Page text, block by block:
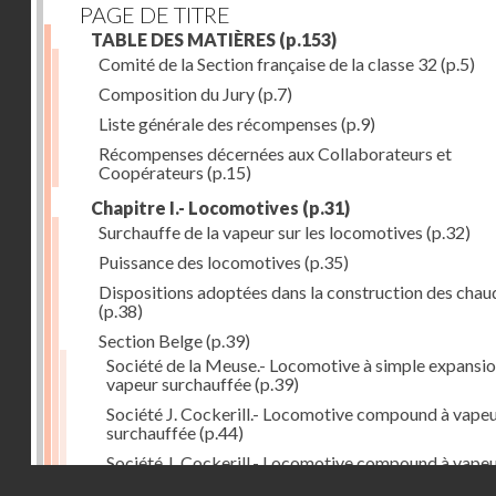
PAGE DE TITRE
TABLE DES MATIÈRES (p.153)
Comité de la Section française de la classe 32 (p.5)
Composition du Jury(p.7)
Liste générale des récompenses (p.9)
Récompenses décernées aux Collaborateurs et
Coopérateurs (p.15)
Chapitre I.- Locomotives (p.31)
Surchauffe de la vapeur sur les locomotives (p.32)
Puissance des locomotives (p.35)
Dispositions adoptées dans la construction des
(p.38)
Section Belge(p.39)
Société de la Meuse.- Locomotive à simple
vapeur surchauffée(p.39)
Société J. Cockerill.- Locomotive compound à
surchauffée(p.44)
Société J. Cockerill.- Locomotive compound à